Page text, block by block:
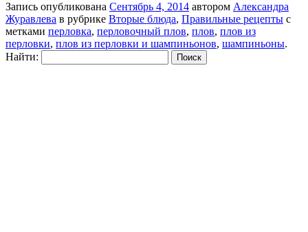
Запись опубликована Сентябрь 4, 2014 автором Александра
Журавлева в рубрике Вторые блюда, Правильные рецепты с
метками перловка, перловочный плов, плов, плов из
перловки, плов из перловки и шампиньонов, шампиньоны.
Найти: